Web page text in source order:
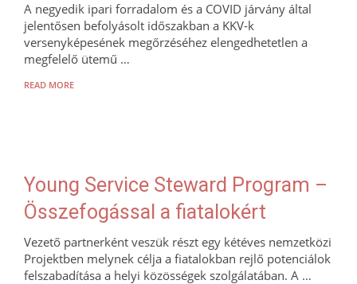
A negyedik ipari forradalom és a COVID járvány által
jelentősen befolyásolt időszakban a KKV-k
versenyképesének megőrzéséhez elengedhetetlen a
megfelelő ütemű …
READ MORE
Young Service Steward Program –
Összefogással a fiatalokért
Vezető partnerként veszük részt egy kétéves nemzetközi
Projektben melynek célja a fiatalokban rejlő potenciálok
felszabadítása a helyi közösségek szolgálatában. A …